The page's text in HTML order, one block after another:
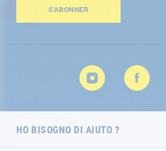
Newsletter:S’ABONNER
HO BISOGNO DI AIUTO ?